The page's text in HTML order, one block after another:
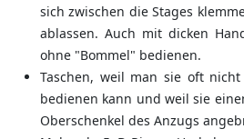
sich zwischen die Stages
ablassen. Auch mit dicken
ohne "Bommel" bedienen.
Taschen, weil man sie oft
bedienen kann und weil sie
Oberschenkel des Anzugs